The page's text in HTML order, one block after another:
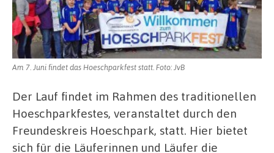
Am 7. Juni findet das Hoeschparkfest statt. Foto: JvB
Der Lauf findet im Rahmen des traditionellen
Hoeschparkfestes, veranstaltet durch den
Freundeskreis Hoeschpark, statt. Hier bietet
sich für die Läuferinnen und Läufer die